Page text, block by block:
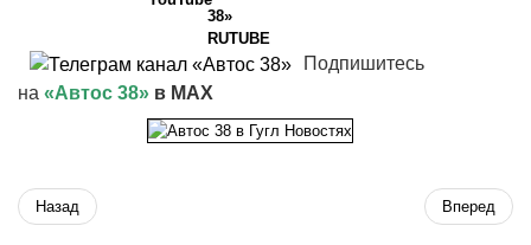
Подпишитесь
на «Автос 38» в MAX
Назад Вперед